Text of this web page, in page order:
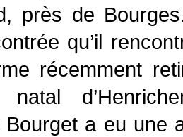
près de
qu’il
récemment
natal
Bourget a eu une